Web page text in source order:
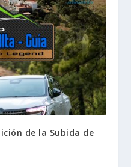
de la Subida de